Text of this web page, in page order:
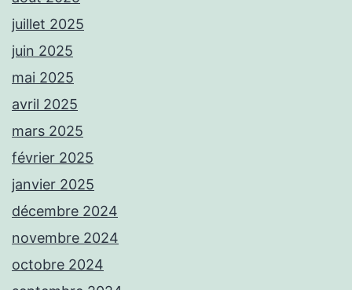
juillet 2025
juin 2025
mai 2025
avril 2025
mars 2025
février 2025
janvier 2025
décembre 2024
novembre 2024
octobre 2024